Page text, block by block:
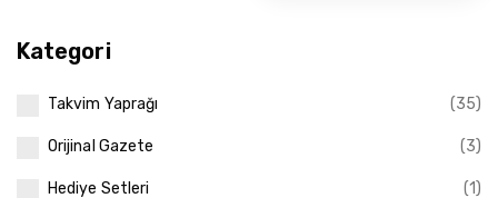
Kategori
Takvim Yaprağı (35)
Orijinal Gazete (3)
Hediye Setleri (1)